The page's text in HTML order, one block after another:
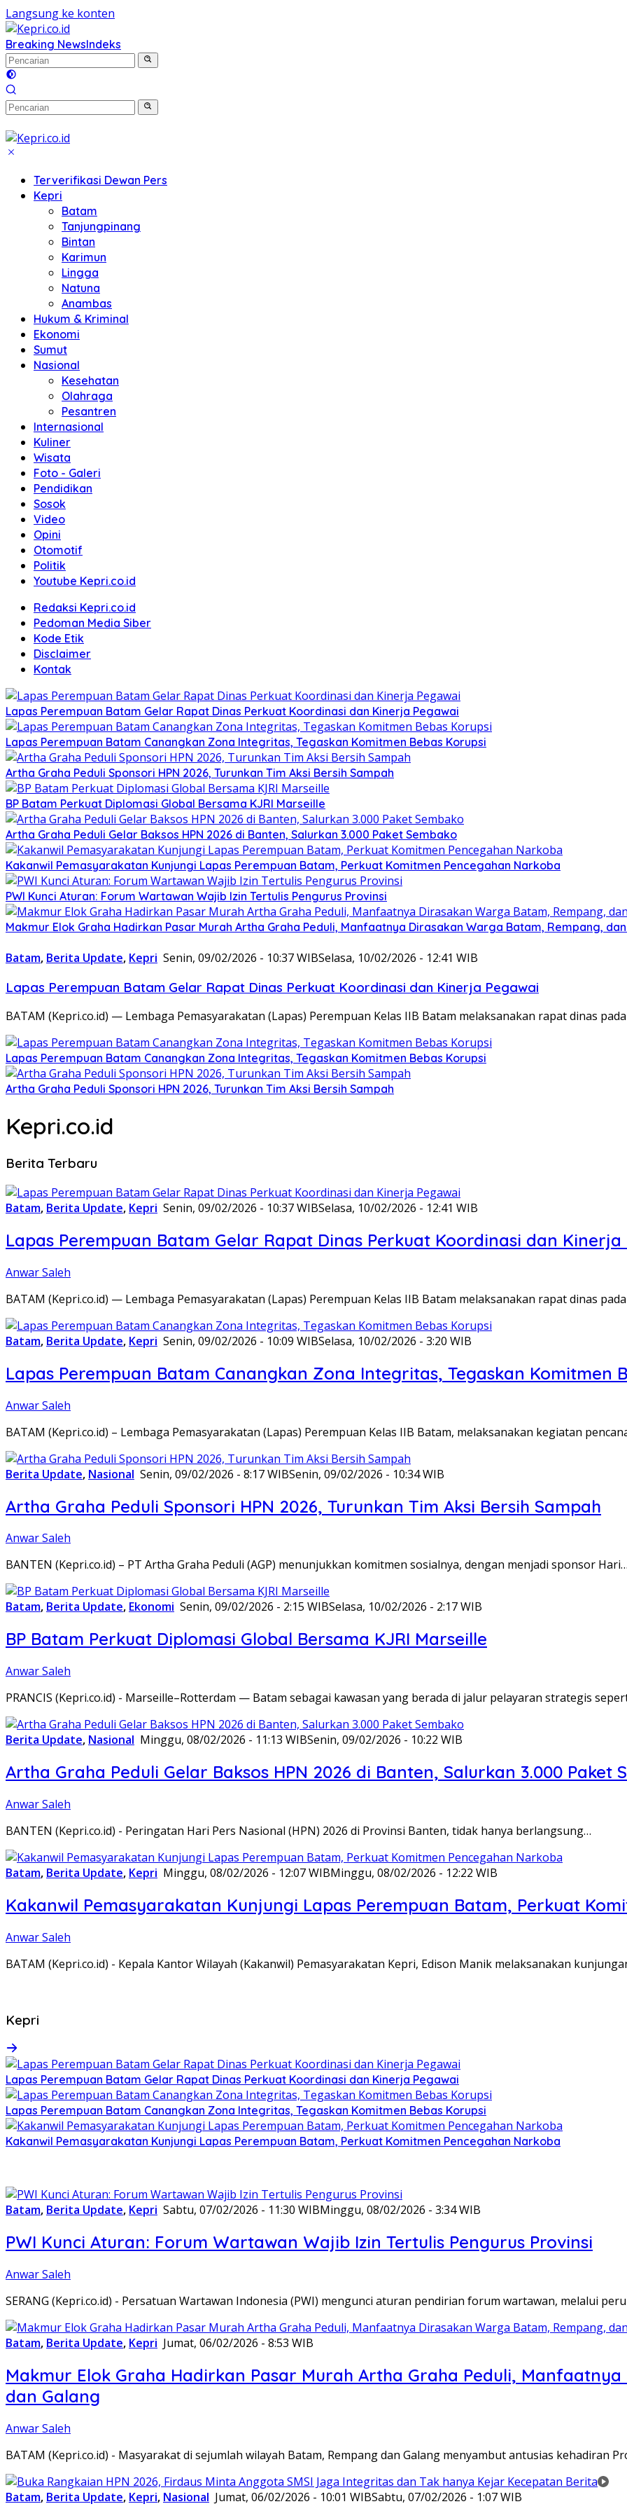
Langsung ke konten
Breaking NewsIndeks
Terverifikasi Dewan Pers
Kepri
Batam
Tanjungpinang
Bintan
Karimun
Lingga
Natuna
Anambas
Hukum & Kriminal
Ekonomi
Sumut
Nasional
Kesehatan
Olahraga
Pesantren
Internasional
Kuliner
Wisata
Foto - Galeri
Pendidikan
Sosok
Video
Opini
Otomotif
Politik
Youtube Kepri.co.id
Redaksi Kepri.co.id
Pedoman Media Siber
Kode Etik
Disclaimer
Kontak
Lapas Perempuan Batam Gelar Rapat Dinas Perkuat Koordinasi dan Kinerja Pegawai
Lapas Perempuan Batam Canangkan Zona Integritas, Tegaskan Komitmen Bebas Korupsi
Artha Graha Peduli Sponsori HPN 2026, Turunkan Tim Aksi Bersih Sampah
BP Batam Perkuat Diplomasi Global Bersama KJRI Marseille
Artha Graha Peduli Gelar Baksos HPN 2026 di Banten, Salurkan 3.000 Paket Sembako
Kakanwil Pemasyarakatan Kunjungi Lapas Perempuan Batam, Perkuat Komitmen Pencegahan Narkoba
PWI Kunci Aturan: Forum Wartawan Wajib Izin Tertulis Pengurus Provinsi
Makmur Elok Graha Hadirkan Pasar Murah Artha Graha Peduli, Manfaatnya Dirasakan Warga Batam, Rempang,
Batam, Berita Update, Kepri Senin, 09/02/2026 - 10:37 WIBSelasa, 10/02/2026 - 12:41 WIB
Lapas Perempuan Batam Gelar Rapat Dinas Perkuat Koordinasi dan Kinerja Pegawai
BATAM (Kepri.co.id) — Lembaga Pemasyarakatan (Lapas) Perempuan Kelas IIB Batam melaksanakan rapat dinas
Lapas Perempuan Batam Canangkan Zona Integritas, Tegaskan Komitmen Bebas Korupsi
Artha Graha Peduli Sponsori HPN 2026, Turunkan Tim Aksi Bersih Sampah
Kepri.co.id
Berita Terbaru
Batam, Berita Update, Kepri Senin, 09/02/2026 - 10:37 WIBSelasa, 10/02/2026 - 12:41 WIB
Lapas Perempuan Batam Gelar Rapat Dinas Perkuat Koordinasi dan Kinerja
Anwar Saleh
BATAM (Kepri.co.id) — Lembaga Pemasyarakatan (Lapas) Perempuan Kelas IIB Batam melaksanakan rapat dinas
Batam, Berita Update, Kepri Senin, 09/02/2026 - 10:09 WIBSelasa, 10/02/2026 - 3:20 WIB
Lapas Perempuan Batam Canangkan Zona Integritas, Tegaskan Komitmen
Anwar Saleh
BATAM (Kepri.co.id) – Lembaga Pemasyarakatan (Lapas) Perempuan Kelas IIB Batam, melaksanakan kegiatan
Berita Update, Nasional Senin, 09/02/2026 - 8:17 WIBSenin, 09/02/2026 - 10:34 WIB
Artha Graha Peduli Sponsori HPN 2026, Turunkan Tim Aksi Bersih Sampah
Anwar Saleh
BANTEN (Kepri.co.id) – PT Artha Graha Peduli (AGP) menunjukkan komitmen sosialnya, dengan menjadi sponsor Hari…
Batam, Berita Update, Ekonomi Senin, 09/02/2026 - 2:15 WIBSelasa, 10/02/2026 - 2:17 WIB
BP Batam Perkuat Diplomasi Global Bersama KJRI Marseille
Anwar Saleh
PRANCIS (Kepri.co.id) - Marseille–Rotterdam — Batam sebagai kawasan yang berada di jalur pelayaran strategis
Berita Update, Nasional Minggu, 08/02/2026 - 11:13 WIBSenin, 09/02/2026 - 10:22 WIB
Artha Graha Peduli Gelar Baksos HPN 2026 di Banten, Salurkan 3.000 Paket
Anwar Saleh
BANTEN (Kepri.co.id) - Peringatan Hari Pers Nasional (HPN) 2026 di Provinsi Banten, tidak hanya berlangsung…
Batam, Berita Update, Kepri Minggu, 08/02/2026 - 12:07 WIBMinggu, 08/02/2026 - 12:22 WIB
Kakanwil Pemasyarakatan Kunjungi Lapas Perempuan Batam, Perkuat
Anwar Saleh
BATAM (Kepri.co.id) - Kepala Kantor Wilayah (Kakanwil) Pemasyarakatan Kepri, Edison Manik melaksanakan
Kepri
Lapas Perempuan Batam Gelar Rapat Dinas Perkuat Koordinasi dan Kinerja Pegawai
Lapas Perempuan Batam Canangkan Zona Integritas, Tegaskan Komitmen Bebas Korupsi
Kakanwil Pemasyarakatan Kunjungi Lapas Perempuan Batam, Perkuat Komitmen Pencegahan Narkoba
Batam, Berita Update, Kepri Sabtu, 07/02/2026 - 11:30 WIBMinggu, 08/02/2026 - 3:34 WIB
PWI Kunci Aturan: Forum Wartawan Wajib Izin Tertulis Pengurus Provinsi
Anwar Saleh
SERANG (Kepri.co.id) - Persatuan Wartawan Indonesia (PWI) mengunci aturan pendirian forum wartawan, melalui
Batam, Berita Update, Kepri Jumat, 06/02/2026 - 8:53 WIB
Makmur Elok Graha Hadirkan Pasar Murah Artha Graha Peduli,
dan Galang
Anwar Saleh
BATAM (Kepri.co.id) - Masyarakat di sejumlah wilayah Batam, Rempang dan Galang menyambut antusias kehadiran
Batam, Berita Update, Kepri, Nasional Jumat, 06/02/2026 - 10:01 WIBSabtu, 07/02/2026 - 1:07 WIB